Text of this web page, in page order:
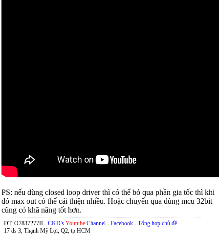
PS: nếu dùng closed loop driver thì có thể bỏ qua phần gia tốc thì khi
đó max out có thể cải thiện nhiều. Hoặc chuyển qua dùng mcu 32bit
cũng có khã năng tốt hơn.
DT: O7837277II - CKD's Youtube Channel - Facebook - Tổng hợp chủ đề
17 ds 3, Thạnh Mỹ Lợi, Q2, tp.HCM